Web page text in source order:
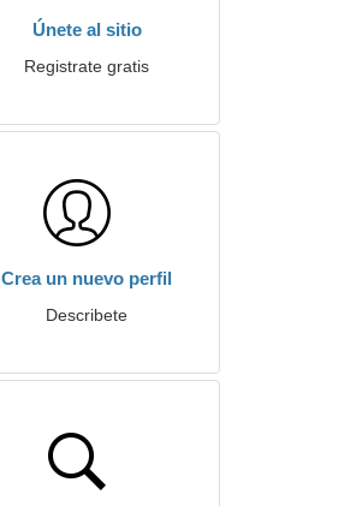
Únete al sitio
Registrate gratis
Crea un nuevo perfil
Describete